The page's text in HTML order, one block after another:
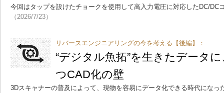
今回はタップを設けたチョークを使用して高入力電圧に対応したDC/DC
（2026/7/23）
リバースエンジニアリングの今を考える【後編】：
“デジタル魚拓”を生きたデータ
つCAD化の壁
3Dスキャナーの普及によって、現物を容易にデータ化できる時代になっ